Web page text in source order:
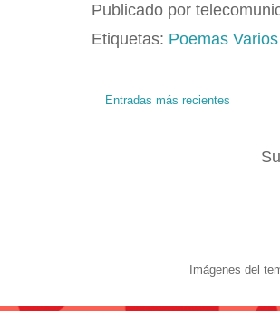
Publicado por
Etiquetas: Poemas Varios
Entradas más recientes
Imágenes del